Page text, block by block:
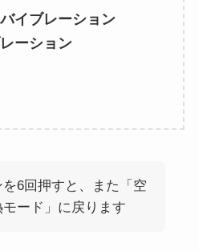
イブレーション
ーション
6回押すと、また「空
ード」に戻ります